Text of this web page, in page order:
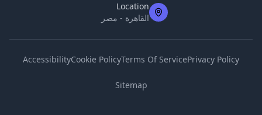
Location
القاهرة - مصر
Privacy Policy
Terms Of Service
Cookie Policy
Accessibility
Sitemap